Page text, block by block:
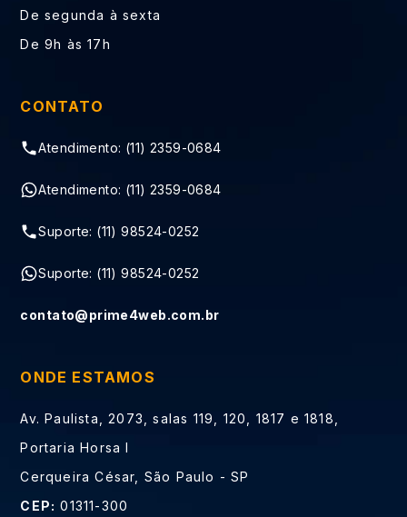
De segunda à sexta
De 9h às 17h
CONTATO
Atendimento: (11) 2359-0684
Atendimento: (11) 2359-0684
Suporte: (11) 98524-0252
Suporte: (11) 98524-0252
contato@prime4web.com.br
ONDE ESTAMOS
Av. Paulista, 2073, salas 119, 120, 1817 e 1818,
Portaria Horsa I
Cerqueira César, São Paulo - SP
CEP: 01311-300